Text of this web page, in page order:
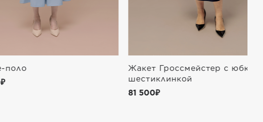
Жакет Гроссмейстер с юбкой-
шестиклинкой
81 500₽